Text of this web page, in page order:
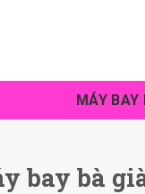
MÁY BAY
bay bà